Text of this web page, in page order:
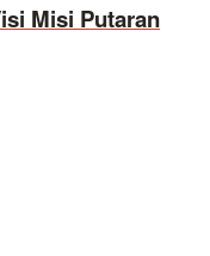
Misi Putaran